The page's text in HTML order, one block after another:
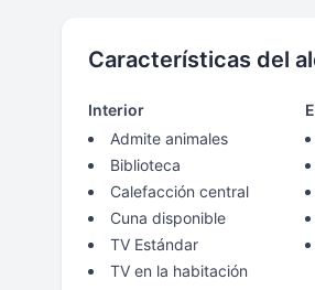
Características del
Interior
Admite animales
Biblioteca
Calefacción central
Cuna disponible
TV Estándar
TV en la habitación